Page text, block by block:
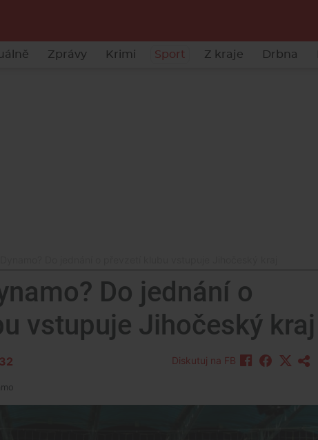
Zprávy Krimi Sport Z kraje Drbna
Do jednání o
vstupuje Jihočeský kraj
Diskutuj na FB